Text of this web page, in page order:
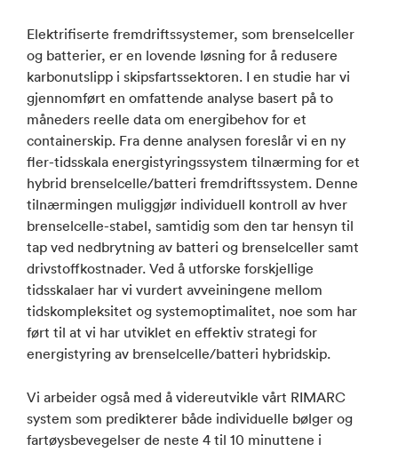
Elektrifiserte fremdriftssystemer, som brenselceller
og batterier, er en lovende løsning for å redusere
karbonutslipp i skipsfartssektoren. I en studie har vi
gjennomført en omfattende analyse basert på to
måneders reelle data om energibehov for et
containerskip. Fra denne analysen foreslår vi en ny
fler-tidsskala energistyringssystem tilnærming for et
hybrid brenselcelle/batteri fremdriftssystem. Denne
tilnærmingen muliggjør individuell kontroll av hver
brenselcelle-stabel, samtidig som den tar hensyn til
tap ved nedbrytning av batteri og brenselceller samt
drivstoffkostnader. Ved å utforske forskjellige
tidsskalaer har vi vurdert avveiningene mellom
tidskompleksitet og systemoptimalitet, noe som har
ført til at vi har utviklet en effektiv strategi for
energistyring av brenselcelle/batteri hybridskip.
Vi arbeider også med å videreutvikle vårt RIMARC
system som predikterer både individuelle bølger og
fartøysbevegelser de neste 4 til 10 minuttene i